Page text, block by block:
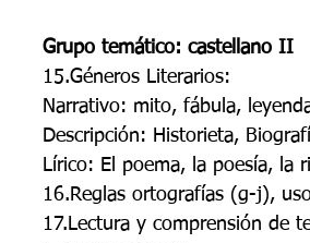
Grupo temático: castellano II
15.Géneros Literarios:
Narrativo: mito, fábula,
Descripción: Historieta,
Lírico: El poema, la poesía, la
16.Reglas ortografías (g-j),
17.Lectura y comprensión de